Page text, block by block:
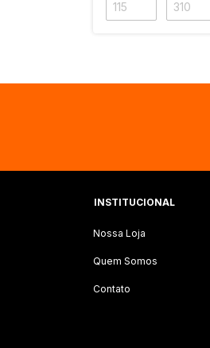
INSTITUCIONAL
Nossa Loja
Quem Somos
Contato